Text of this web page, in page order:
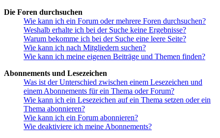
Die Foren durchsuchen
Wie kann ich ein Forum oder mehrere Foren durchsuchen?
Weshalb erhalte ich bei der Suche keine Ergebnisse?
Warum bekomme ich bei der Suche eine leere Seite?
Wie kann ich nach Mitgliedern suchen?
Wie kann ich meine eigenen Beiträge und Themen finden?
Abonnements und Lesezeichen
Was ist der Unterschied zwischen einem Lesezeichen und
einem Abonnements für ein Thema oder Forum?
Wie kann ich ein Lesezeichen auf ein Thema setzen oder ein
Thema abonnieren?
Wie kann ich ein Forum abonnieren?
Wie deaktiviere ich meine Abonnements?